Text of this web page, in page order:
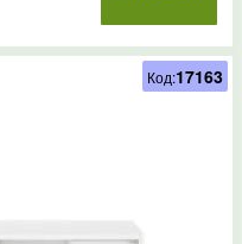
Код:17163